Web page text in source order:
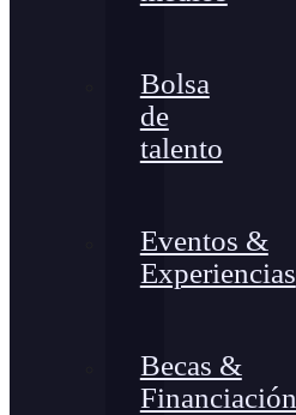
Bolsa
de
talento
Eventos &
Experiencias
Becas &
Financiación